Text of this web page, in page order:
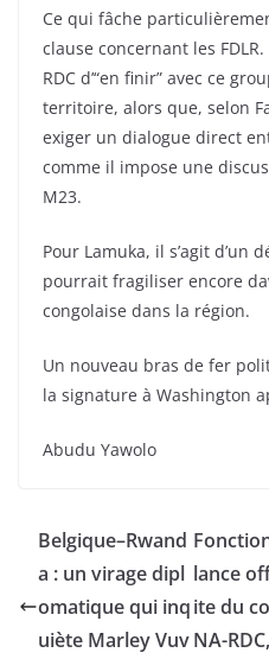
Ce qui fâche
clause concernant les
RDC d’“en finir” avec ce
territoire, alors que, selon
exiger un dialogue direct
comme il impose une
M23.
Pour Lamuka, il s’agit d’un
pourrait fragiliser encore
congolaise dans la région.
Un nouveau bras de fer
la signature à Washington
Abudu Yawolo
Belgique–Rwand
a : un virage dipl
omatique qui inq
uiète Marley Vuv
lance
ite du
NA-